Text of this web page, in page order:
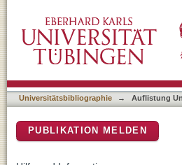
Universitätsbibliographie → Auflistung
PUBLIKATION MELDEN